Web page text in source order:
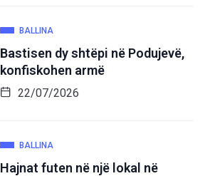
BALLINA
Bastisen dy shtëpi në Podujevë,
konfiskohen armë
22/07/2026
BALLINA
Hajnat futen në një lokal në